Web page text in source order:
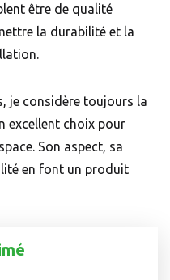
être de qualité
la durabilité et la
je considère toujours la
excellent choix pour
Son aspect, sa
en font un produit